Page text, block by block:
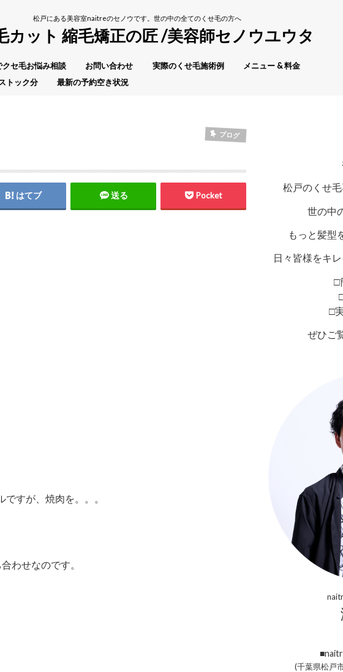
松戸にある美容室naitreのセノウです。世の中の全てのくせ毛の方へ
カット 縮毛矯正の匠 /美容師セノウユウタ
クセ毛お悩み相談 お問い合わせ 実際のくせ毛施術例
メニュー & 料金
トック分 最新の予約空き状況
ブログ
はてブ 送る Pocket
すが、焼肉を。。。
わせなのです。
松戸のくせ毛
世の中
もっと髪型
日々皆様をキ
□
□
ぜひご
(千葉県松戸